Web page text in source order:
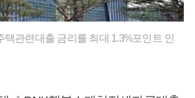
관련대출 금리를 최대 1.3%포인트 인